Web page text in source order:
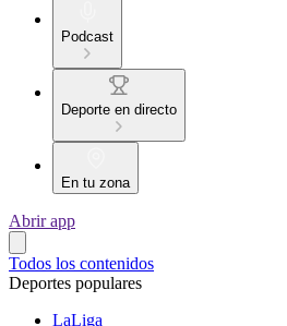
Podcast
Deporte en directo
En tu zona
Abrir app
Todos los contenidos
Deportes populares
LaLiga